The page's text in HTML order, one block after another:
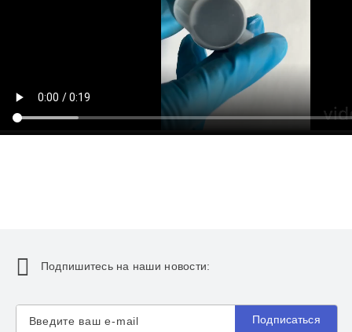
Подпишитесь на наши новости:
Подписаться